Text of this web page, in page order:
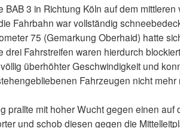
BAB 3 in Richtung Köln auf dem
Fahrbahn war vollständig
75 (Gemarkung Oberhaid) hatte
drei Fahrstreifen waren hierdurch
überhöhter Geschwindigkeit und
Fahrzeugen nicht mehr
prallte mit hoher Wucht gegen einen
und schob diesen gegen die